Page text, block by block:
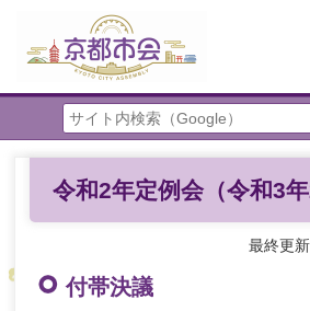
令和2年定例会（令和3年
最終更
付帯決議